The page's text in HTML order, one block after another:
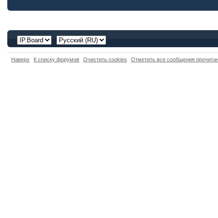
Наверх К списку форумов Очистить cookies Отметить все сообщения